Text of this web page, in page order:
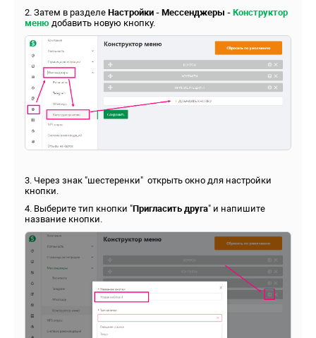
2. Затем в разделе Настройки - Мессенджеры - Конструктор
меню добавить новую кнопку.
3. Через знак "шестеренки" открыть окно для настройки
кнопки.
4. Выберите тип кнопки "Пригласить друга" и напишите
название кнопки.